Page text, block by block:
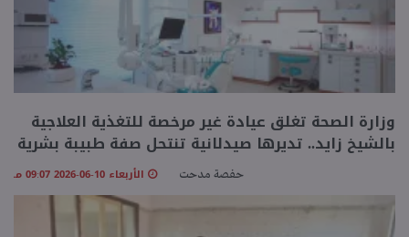
وزارة الصحة تغلق عيادة غير مرخصة للتغذية العلاجية
بالشيخ زايد.. تديرها صيدلانية تنتحل صفة طبيبة بشرية
حفصة مدحت الأربعاء 10-06-2026 09:07 مـ